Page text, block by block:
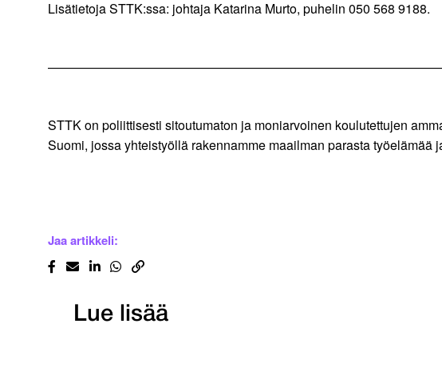
Lisätietoja STTK:ssa: johtaja Katarina Murto, puhelin 050 568 9188.
STTK on poliittisesti sitoutumaton ja moniarvoinen koulutettujen
Suomi, jossa yhteistyöllä rakennamme maailman parasta
Jaa artikkeli:
Lue lisää